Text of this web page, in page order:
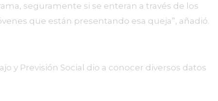
seguramente si se enteran a través de los
que están presentando esa queja”, añadió.
y Previsión Social dio a conocer diversos datos